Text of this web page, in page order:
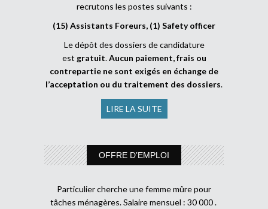
recrutons les postes suivants :
(15) Assistants Foreurs, (1) Safety officer
Le dépôt des dossiers de candidature
est gratuit.Aucun paiement, frais ou
contrepartie ne sont exigés en échange de
l’acceptation ou du traitement des dossiers.
LIRE LA SUITE
OFFRE D’EMPLOI
Particulier cherche une femme mûre pour
tâches ménagères. Salaire mensuel : 30 000 .